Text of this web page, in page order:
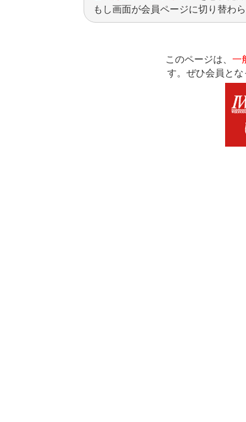
もし画面が会員ページに切り替わ
このページは、 一
す。ぜひ会員とな